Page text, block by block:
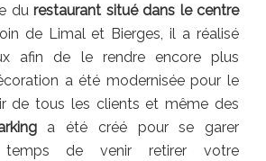
durestaurant situé dans le centre
de Limal et Bierges, il a réalisé
afin de le rendre encore plus
a été modernisée pour le
de tous les clients et même des
a été créé pour se garer
de venir retirer votre